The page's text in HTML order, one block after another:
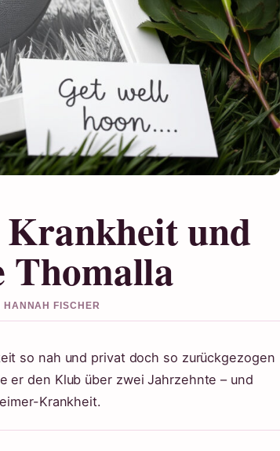
Krankheit und
Thomalla
FISCHER
so nah und privat doch so zurückgezogen
er den Klub über zwei Jahrzehnte – und
Krankheit.